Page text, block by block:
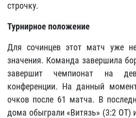
строчку.
Турнирное положение
Для сочинцев этот матч уже
значения. Команда завершила
завершит чемпионат на
конференции. На данный
очков после 61 матча. В
дома обыграли «Витязь» (3:2 ОТ)